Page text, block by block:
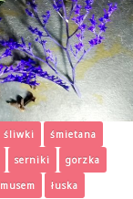
śliwki
śmietana
serniki
gorzka
musem łuska